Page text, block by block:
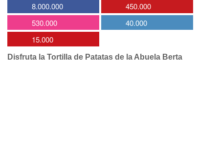
8.000.000
450.000
530.000
40.000
15.000
Disfruta la Tortilla de Patatas de la Abuela Berta